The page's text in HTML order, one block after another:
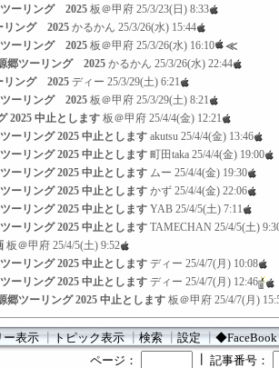
ーリング 2025 板＠甲府 25/3/23(日) 8:33
リング 2025 かるかん 25/3/26(水) 15:44
ーリング 2025 板＠甲府 25/3/26(水) 16:10 ≪
郷ツーリング 2025 かるかん 25/3/26(水) 22:44
リング 2025 ディー 25/3/29(土) 6:21
ーリング 2025 板＠甲府 25/3/29(土) 8:21
2025 中止とします 板＠甲府 25/4/4(金) 12:21
ーリング 2025 中止とします akutsu 25/4/4(金) 13:46
ーリング 2025 中止とします 町田taka 25/4/4(金) 19:00
ーリング 2025 中止とします ムー 25/4/4(金) 19:30
ーリング 2025 中止とします かず 25/4/4(金) 22:06
ーリング 2025 中止とします YAB 25/4/5(土) 7:11
ーリング 2025 中止とします TAMECHAN 25/4/5(土)
板＠甲府 25/4/5(土) 9:52
ーリング 2025 中止とします ディー 25/4/7(月) 10:08
ーリング 2025 中止とします ディー 25/4/7(月) 12:46
郷ツーリング 2025 中止とします 板＠甲府 25/4/7(月)
表示┃トピック表示┃検索┃設定┃◆FaceBook
ページ：
記事番号：